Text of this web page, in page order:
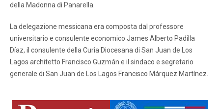
della Madonna di Panarella.
La delegazione messicana era composta dal professore
universitario e consulente economico James Alberto Padilla
Díaz, il consulente della Curia Diocesana di San Juan de Los
Lagos architetto Francisco Guzmán e il sindaco e segretario
generale di San Juan de Los Lagos Francisco Márquez Martínez.